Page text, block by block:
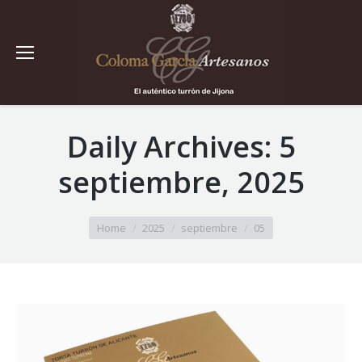
Daily Archives: 5
septiembre, 2025
You are here:
Home 2025 septiembre 05